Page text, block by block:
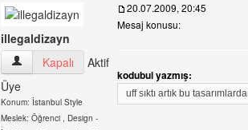
illegaldizayn
illegaldizayn Kullanıcının profilini görüntüle
Kapalı
Aktif
Üye
Konum: İstanbul Style
Meslek: Öğrenci , Design -
20.07.2009, 20:45
Mesaj konusu:
kodubul yazmış:
uff sıktı artık bu